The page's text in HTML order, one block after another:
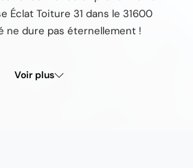
Éclat Toiture 31 dans le 31600
ne dure pas éternellement !
Voir plus